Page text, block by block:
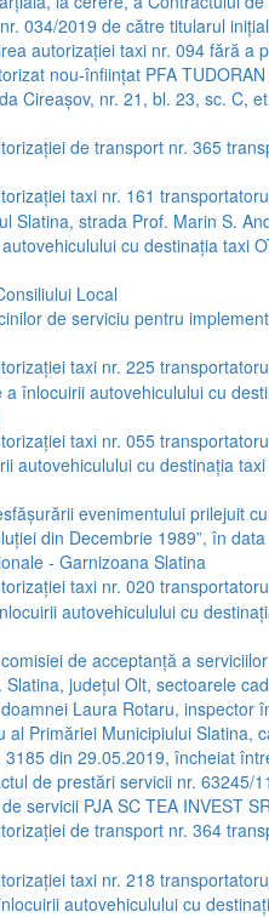
034/2019 de către titularul
autorizației taxi nr. 094 fără a
nou-înființat PFA TUDORAN
Cireașov, nr. 21, bl. 23, sc. C,
de transport nr. 365
taxi nr. 161
Slatina, strada Prof. Marin S.
cu destinația taxi
Local
de serviciu pentru
taxi nr. 225
a înlocuirii autovehiculului cu
taxi nr. 055
autovehiculului cu destinația
evenimentului prilejuit
din Decembrie 1989”, în
- Garnizoana Slatina
taxi nr. 020
autovehiculului cu
de acceptanță a
județul Olt, sectoarele
Laura Rotaru, inspector
Primăriei Municipiului Slatina,
din 29.05.2019, încheiat
de prestări servicii nr. 63245/
servicii PJA SC TEA INVEST
de transport nr. 364
taxi nr. 218
autovehiculului cu